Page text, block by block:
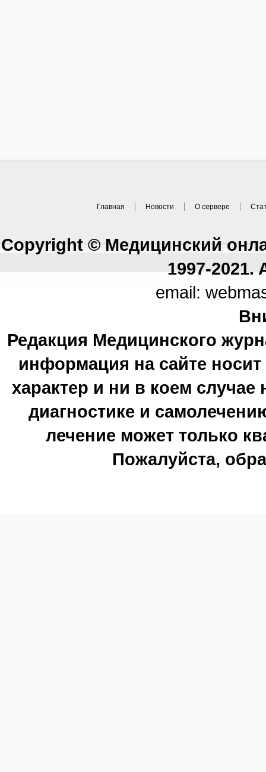
Главная Новости О сервере
Copyright © Медицинский
1997-2021.
email:
Редакция Медицинского
информация на сайте
характер и ни в коем
диагностике и
лечение может только
Пожалуйста,